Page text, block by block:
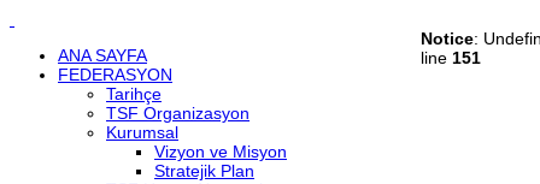
ANA SAYFA
FEDERASYON
Tarihçe
TSF Organizasyon
Kurumsal
Vizyon ve Misyon
Stratejik Plan
Notice:
line 151